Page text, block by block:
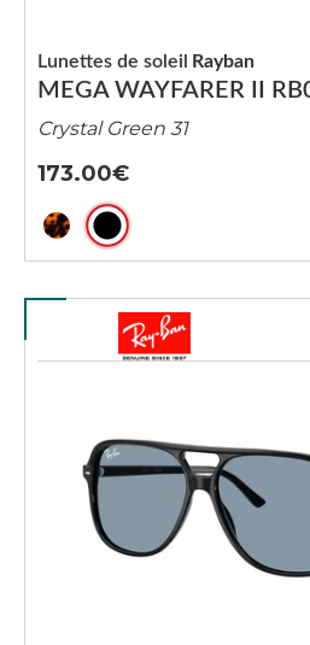
MEGA WAYFARER II
Lunettes de soleil Rayban
Crystal Green 31
173.00